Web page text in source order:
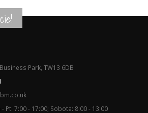
Park, TW13 6DB
- Pt: 7:00 - 17:00; Sobota: 8:00 - 13:00